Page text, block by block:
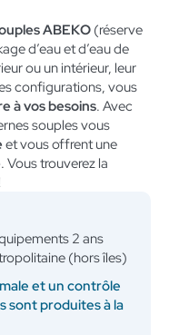
ABEKO (réserve
d’eau et d’eau de
ou un intérieur, leur
configurations, vous
à vos besoins. Avec
souples vous
et vous offrent une
. Vous trouverez la
2 ans
(hors îles)
et un contrôle
sont produites à la